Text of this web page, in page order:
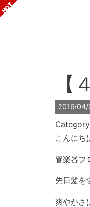
2016/04/
こんにち
管楽器フ
先日髪を
爽やかさ